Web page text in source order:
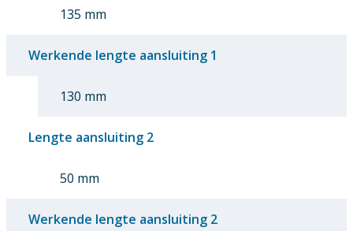
135 mm
Werkende lengte aansluiting 1
130 mm
Lengte aansluiting 2
50 mm
Werkende lengte aansluiting 2